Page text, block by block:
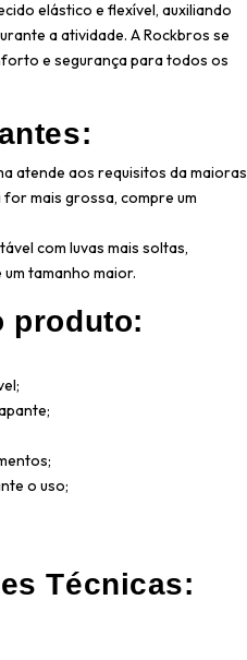
elástico e flexível, auxiliando
a atividade. A Rockbros se
e segurança para todos os
atende aos requisitos da maioras
for mais grossa, compre um
com luvas mais soltas,
tamanho maior.
produto:
o uso;
Técnicas: